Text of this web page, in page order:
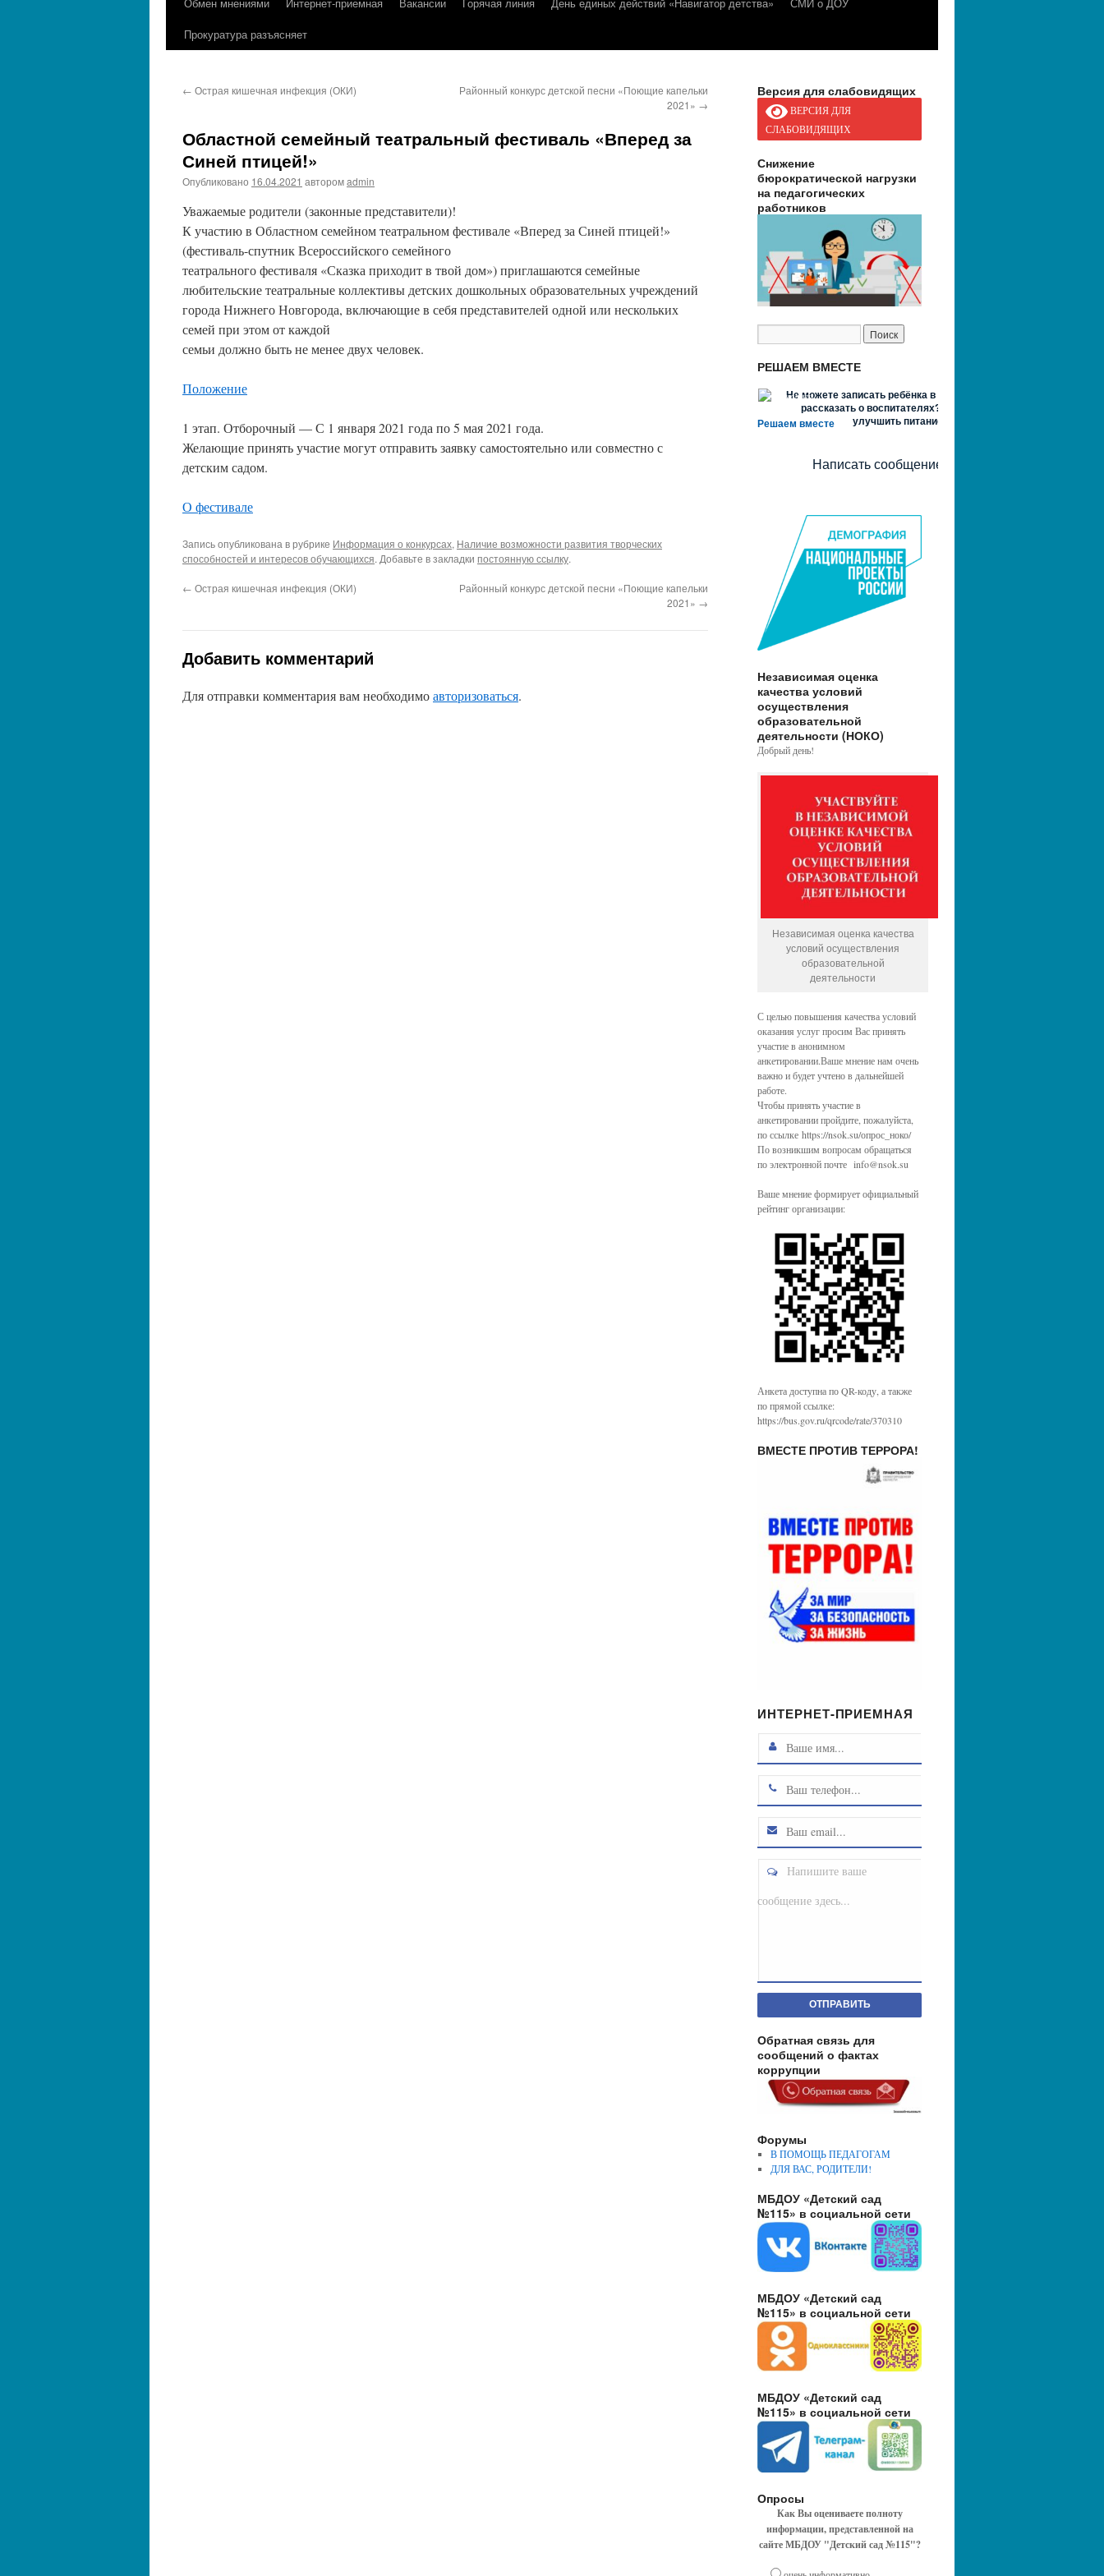
Прокуратура разъясняет
← Острая кишечная инфекция (ОКИ)
Районный конкурс детской песни «Поющие капельки
2021» →
Областной семейный театральный фестиваль «Вперед за
Синей птицей!»
Опубликовано 16.04.2021 авторомadmin
Уважаемые родители (законные представители)!
К участию в Областном семейном театральном фестивале «Вперед за Синей птицей!»
(фестиваль-спутник Всероссийского семейного
театрального фестиваля «Сказка приходит в твой дом») приглашаются семейные
любительские театральные коллективы детских дошкольных образовательных учреждений
города Нижнего Новгорода, включающие в себя представителей одной или нескольких
семей при этом от каждой
семьи должно быть не менее двух человек.
Положение
1 этап. Отборочный — С 1 января 2021 года по 5 мая 2021 года.
Желающие принять участие могут отправить заявку самостоятельно или совместно с
детским садом.
О фестивале
Запись опубликована в рубрике Информация о конкурсах, Наличие возможности развития творческих
способностей и интересов обучающихся. Добавьте в закладки постоянную ссылку.
← Острая кишечная инфекция (ОКИ)
Районный конкурс детской песни «Поющие капельки
2021» →
Добавить комментарий
Для отправки комментария вам необходимоавторизоваться.
Версия для слабовидящих
ВЕРСИЯ ДЛЯ
СЛАБОВИДЯЩИХ
Снижение
бюрократической нагрузки
на педагогических
работников
РЕШАЕМ ВМЕСТЕ
Решаем вместе
Не можете записать ребёнка в сад? Хотите
рассказать о воспитателях? Знаете, как
улучшить питание и занятия?
Написать сообщение
Независимая оценка
качества условий
осуществления
образовательной
деятельности (НОКО)
Добрый день!
Независимая оценка качества
условий осуществления
образовательной
деятельности
С целью повышения качества условий
оказания услуг просим Вас принять
участие в анонимном
анкетировании.Ваше мнение нам очень
важно и будет учтено в дальнейшей
работе.
Чтобы принять участие в
анкетировании пройдите, пожалуйста,
по ссылке https://nsok.su/опрос_ноко/
По возникшим вопросам обращаться
по электронной почте info@nsok.su
Ваше мнение формирует официальный
рейтинг организации:
Анкета доступна по QR-коду, а также
по прямой ссылке:
https://bus.gov.ru/qrcode/rate/370310
ВМЕСТЕ ПРОТИВ ТЕРРОРА!
ИНТЕРНЕТ-ПРИЕМНАЯ
Напишите ваше
сообщение здесь...
ОТПРАВИТЬ
Обратная связь для
сообщений о фактах
коррупции
Форумы
В ПОМОЩЬ ПЕДАГОГАМ
ДЛЯ ВАС, РОДИТЕЛИ!
МБДОУ «Детский сад
№115» в социальной сети
МБДОУ «Детский сад
№115» в социальной сети
МБДОУ «Детский сад
№115» в социальной сети
Опросы
Как Вы оцениваете полноту
информации, представленной на
сайте МБДОУ "Детский сад №115"?